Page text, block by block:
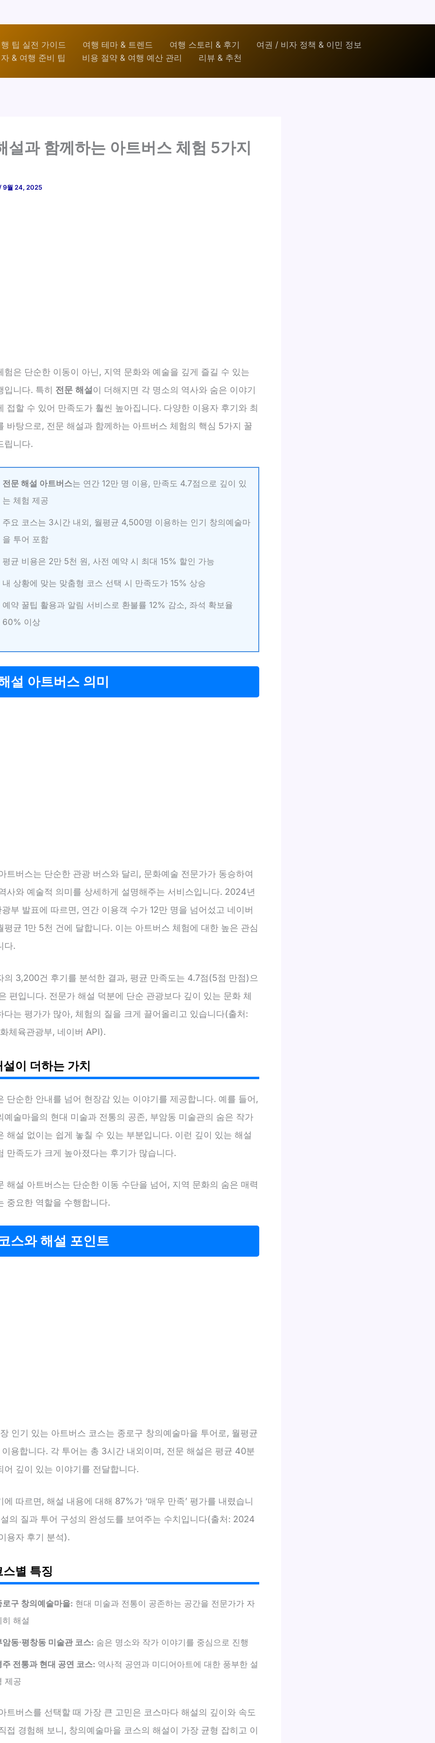
팁 실전 가이드 여행 테마 & 트렌드 여행 스토리 & 후기
여권 / 비자 정책 & 이민 정보
& 여행 준비 팁
비용 절약 & 여행 예산 관리 리뷰 & 추천
설과 함께하는 아트버스 체험 5가지
9월 24, 2025
험은 단순한 이동이 아닌, 지역 문화와 예술을 깊게 즐길 수 있는
입니다. 특히 전문 해설 이 더해지면 각 명소의 역사와 숨은 이야기
접할 수 있어 만족도가 훨씬 높아집니다. 다양한 이용자 후기와 최
바탕으로, 전문 해설과 함께하는 아트버스 체험의 핵심 5가지 꿀
립니다.
전문 해설 아트버스는 연간 12만 명 이용, 만족도 4.7점으로 깊이 있
는 체험 제공
주요 코스는 3시간 내외, 월평균 4,500명 이용하는 인기 창의예술마
을 투어 포함
평균 비용은 2만 5천 원, 사전 예약 시 최대 15% 할인 가능
내 상황에 맞는 맞춤형 코스 선택 시 만족도가 15% 상승
예약 꿀팁 활용과 알림 서비스로 환불률 12% 감소, 좌석 확보율
60% 이상
설 아트버스 의미
트버스는 단순한 관광 버스와 달리, 문화예술 전문가가 동승하여
사와 예술적 의미를 상세하게 설명해주는 서비스입니다. 2024년
부 발표에 따르면, 연간 이용객 수가 12만 명을 넘어섰고 네이버
평균 1만 5천 건에 달합니다. 이는 아트버스 체험에 대한 높은 관심
다.
의 3,200건 후기를 분석한 결과, 평균 만족도는 4.7점(5점 만점)으
편입니다. 전문가 해설 덕분에 단순 관광보다 깊이 있는 문화 체
다는 평가가 많아, 체험의 질을 크게 끌어올리고 있습니다(출처:
체육관광부, 네이버 API).
이 더하는 가치
단순한 안내를 넘어 현장감 있는 이야기를 제공합니다. 예를 들어,
예술마을의 현대 미술과 전통의 공존, 부암동 미술관의 숨은 작가
해설 없이는 쉽게 놓칠 수 있는 부분입니다. 이런 깊이 있는 해설
만족도가 크게 높아졌다는 후기가 많습니다.
해설 아트버스는 단순한 이동 수단을 넘어, 지역 문화의 숨은 매력
중요한 역할을 수행합니다.
스와 해설 포인트
인기 있는 아트버스 코스는 종로구 창의예술마을 투어로, 월평균
용합니다. 각 투어는 총 3시간 내외이며, 전문 해설은 평균 40분
어 깊이 있는 이야기를 전달합니다.
에 따르면, 해설 내용에 대해 87%가 ‘매우 만족’ 평가를 내렸습니
의 질과 투어 구성의 완성도를 보여주는 수치입니다(출처: 2024
용자 후기 분석).
별 특징
로구 창의예술마을: 현대 미술과 전통이 공존하는 공간을 전문가가 자
히 해설
암동·평창동 미술관 코스: 숨은 명소와 작가 이야기를 중심으로 진행
주 전통과 현대 공연 코스: 역사적 공연과 미디어아트에 대한 풍부한 설
제공
트버스를 선택할 때 가장 큰 고민은 코스마다 해설의 깊이와 속도
접 경험해 보니, 창의예술마을 코스의 해설이 가장 균형 잡히고 이